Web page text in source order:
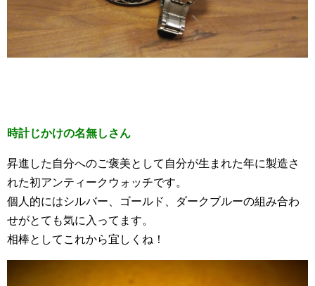
時計じかけの名無しさん
昇進した自分へのご褒美として自分が生まれた年に製造さ
れた初アンティークウォッチです。
個人的にはシルバー、ゴールド、ダークブルーの組み合わ
せがとても気に入ってます。
相棒としてこれから宜しくね！